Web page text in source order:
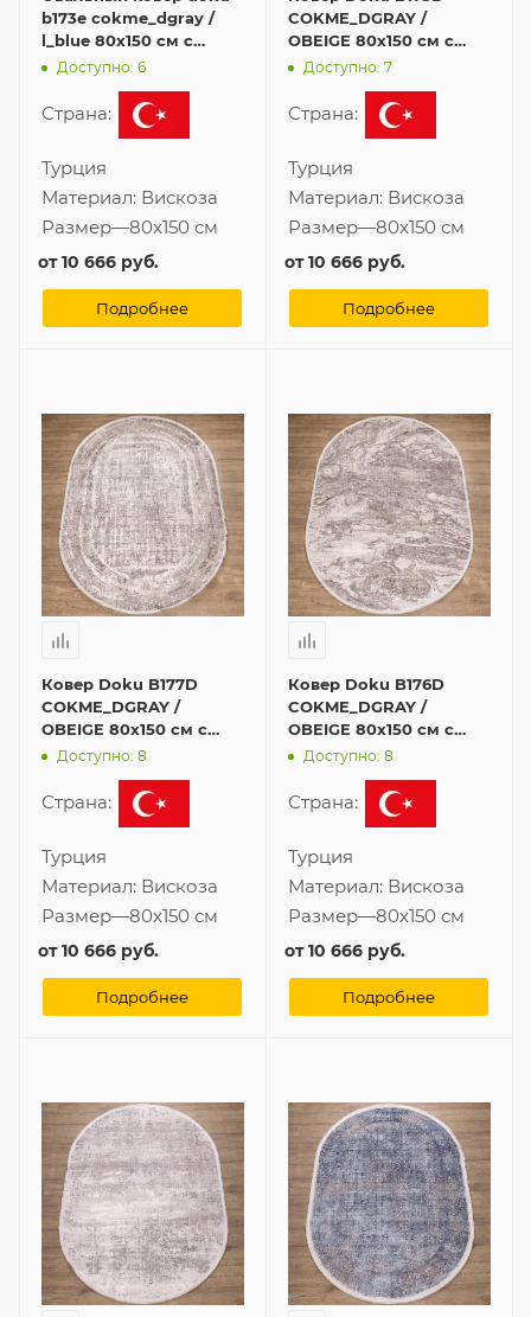
b173e cokme_dgray /
l_blue 80x150 см с
бахромой
Доступно: 6
Страна:
Турция
Материал: Вискоза
Размер—80x150 см
от10 666 руб.
Подробнее
COKME_DGRAY /
OBEIGE 80x150 см с
бахромой в форме
Доступно: 7
Страна:
Турция
Материал: Вискоза
Размер—80x150 см
от10 666 руб.
Подробнее
Ковер Doku B177D
COKME_DGRAY /
OBEIGE 80x150 см с
бахромой в форме
Доступно: 8
Страна:
Турция
Материал: Вискоза
Размер—80x150 см
от10 666 руб.
Подробнее
Ковер Doku B176D
COKME_DGRAY /
OBEIGE 80x150 см с
бахромой в форме
Доступно: 8
Страна:
Турция
Материал: Вискоза
Размер—80x150 см
от10 666 руб.
Подробнее